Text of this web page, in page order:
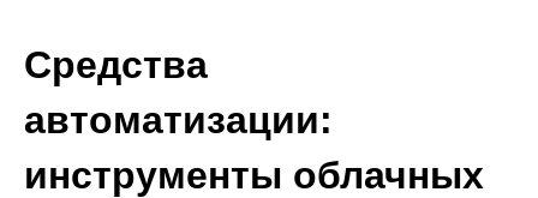
Средства
автоматизации:
инструменты облачных